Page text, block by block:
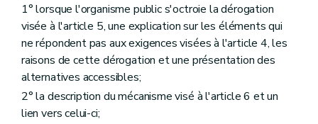
1° lorsque l'organisme public s'octroie la dérogation
visée à l'article 5, une explication sur les éléments qui
ne répondent pas aux exigences visées à l'article 4, les
raisons de cette dérogation et une présentation des
alternatives accessibles;
2° la description du mécanisme visé à l'article 6 et un
lien vers celui-ci;